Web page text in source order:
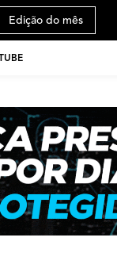
Edição do mês